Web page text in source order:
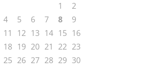
1
2
4 5 6 7 8
9
11 12 13 14 15 16
18 19 20 21 22 23
25 26 27 28 29 30